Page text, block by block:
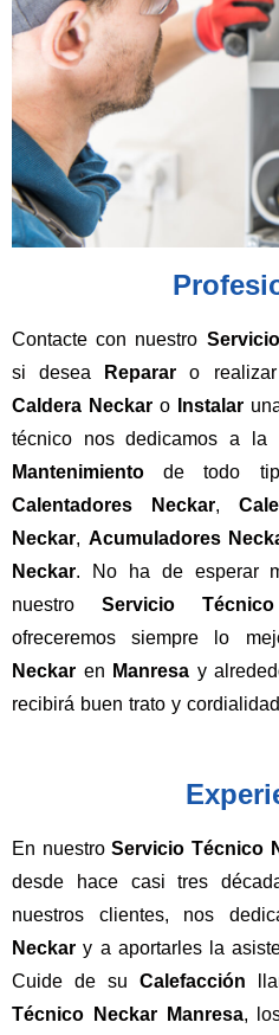
Contacte con nuestro
si desea
Reparar o
Caldera Neckaro Instalar
técnico nos dedicamos a la
Mantenimiento de todo
Calentadores Neckar,
Neckar, Acumuladores
Neckar. No ha de esperar
nuestroServicio
ofreceremos siempre lo
Neckar en Manresa y
recibirá buen trato y
En nuestroServicio Técnico
desde hace casi tres
nuestros clientes, nos
Neckar y a aportarles la
Cuide de su Calefacción
Técnico Neckar Manresa,